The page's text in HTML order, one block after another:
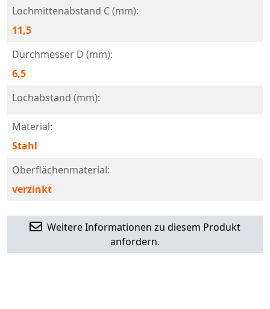
Lochmittenabstand C (mm):
11,5
Durchmesser D (mm):
6,5
Lochabstand (mm):
Material:
Stahl
Oberflächenmaterial:
verzinkt
Weitere Informationen zu diesem Produkt
anfordern.